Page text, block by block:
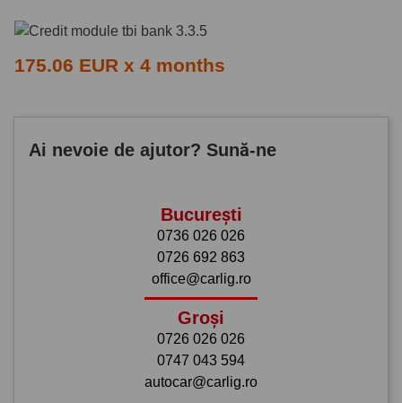
175.06 EUR x 4 months
Ai nevoie de ajutor? Sună-ne
București
0736 026 026
0726 692 863
office@carlig.ro
Groși
0726 026 026
0747 043 594
autocar@carlig.ro